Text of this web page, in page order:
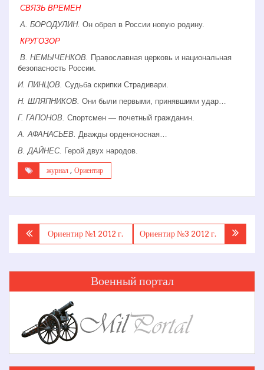
СВЯЗЬ ВРЕМЕН
А. БОРОДУЛИН. Он обрел в России новую родину.
КРУГОЗОР
В. НЕМЫЧЕНКОВ. Православная церковь и национальная
безопасность России.
И. ПИНЦОВ. Судьба скрипки Страдивари.
Н. ШЛЯПНИКОВ. Они были первыми, принявшими удар…
Г. ГАПОНОВ. Спортсмен — почетный гражданин.
А. АФАНАСЬЕВ. Дважды орденоносная…
В. ДАЙНЕС. Герой двух народов.
журнал , Ориентир
Навигация
по
Ориентир №1 2012 г. Ориентир №3 2012 г.
Военный портал